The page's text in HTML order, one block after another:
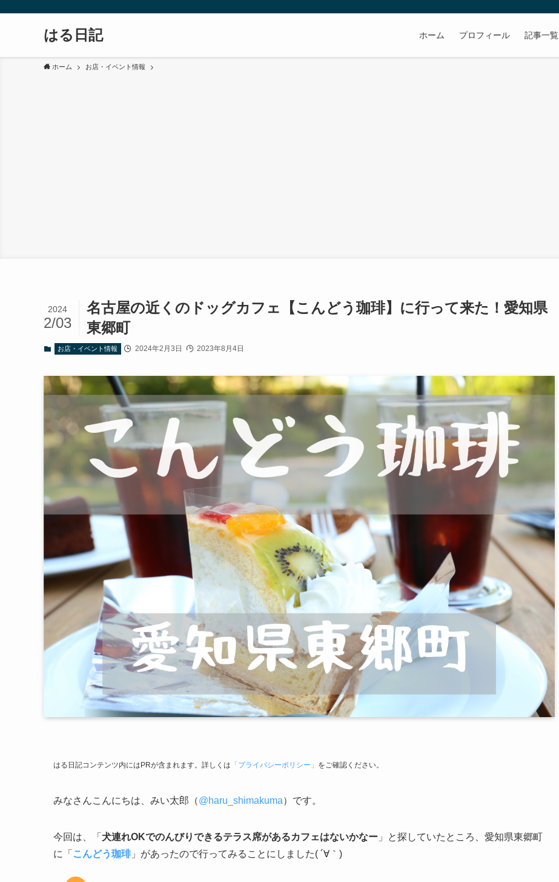
はる日記 ホーム プロフィール 記事一覧
ホーム お店・イベント情報
名古屋の近くのドッグカフェ【こんどう珈琲】に行って来た！愛知県
東郷町
2024
2/03
お店・イベント情報 2024年2月3日 2023年8月4日
はる日記コンテンツ内にはPRが含まれます。詳しくは 「プライバシーポリシー」 をご確認ください。
みなさんこんにちは、みい太郎（@haru_shimakuma）です。
今回は、「 犬連れOKでのんびりできるテラス席があるカフェはないかなー 」と探していたところ、愛知県東郷町
に「 こんどう珈琲」があったので行ってみることにしました( ´∀｀)